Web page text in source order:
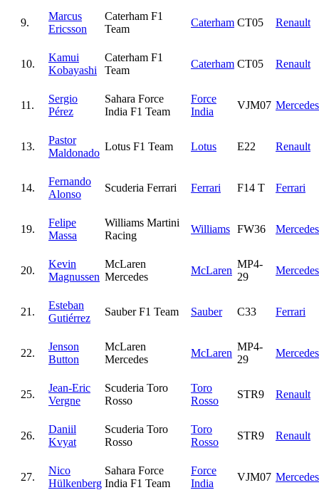
9.
Marcus
Ericsson
Caterham F1
Team
Caterham CT05 Renault
10.
Kamui
Kobayashi
Caterham F1
Team
Caterham CT05 Renault
11.
Sergio
Pérez
Sahara Force
India F1 Team
Force
India
VJM07 Mercedes
13.
Pastor
Maldonado
Lotus F1 Team Lotus E22 Renault
14.
Fernando
Alonso
Scuderia Ferrari Ferrari F14 T Ferrari
19.
Felipe
Massa
Williams Martini
Racing
Williams FW36 Mercedes
20.
Kevin
Magnussen
McLaren
Mercedes
McLaren
MP4-
29
Mercedes
21.
Esteban
Gutiérrez
Sauber F1 Team Sauber C33 Ferrari
22.
Jenson
Button
McLaren
Mercedes
McLaren
MP4-
29
Mercedes
25.
Jean-Eric
Vergne
Scuderia Toro
Rosso
Toro
Rosso
STR9 Renault
26.
Daniil
Kvyat
Scuderia Toro
Rosso
Toro
Rosso
STR9 Renault
27.
Nico
Hülkenberg
Sahara Force
India F1 Team
Force
India
VJM07 Mercedes